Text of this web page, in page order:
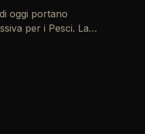
per i Pesci. La
nuove idee e